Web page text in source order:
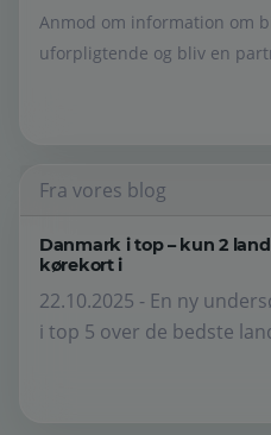
Anmod om information om
uforpligtende og bliv en
Fra vores blog
Danmark i top – kun 2
kørekort i
22.10.2025 - En ny
i top 5 over de bedste